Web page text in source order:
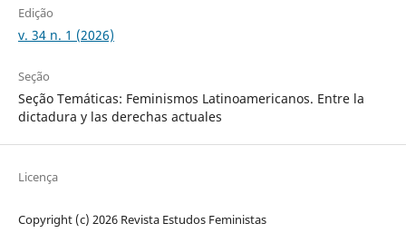
Edição
v. 34 n. 1 (2026)
Seção
Seção Temáticas: Feminismos Latinoamericanos. Entre la
dictadura y las derechas actuales
Licença
Copyright (c) 2026 Revista Estudos Feministas